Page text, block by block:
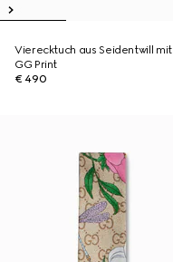
Vierecktuch aus Seidentwill mit
GG Print
€ 490